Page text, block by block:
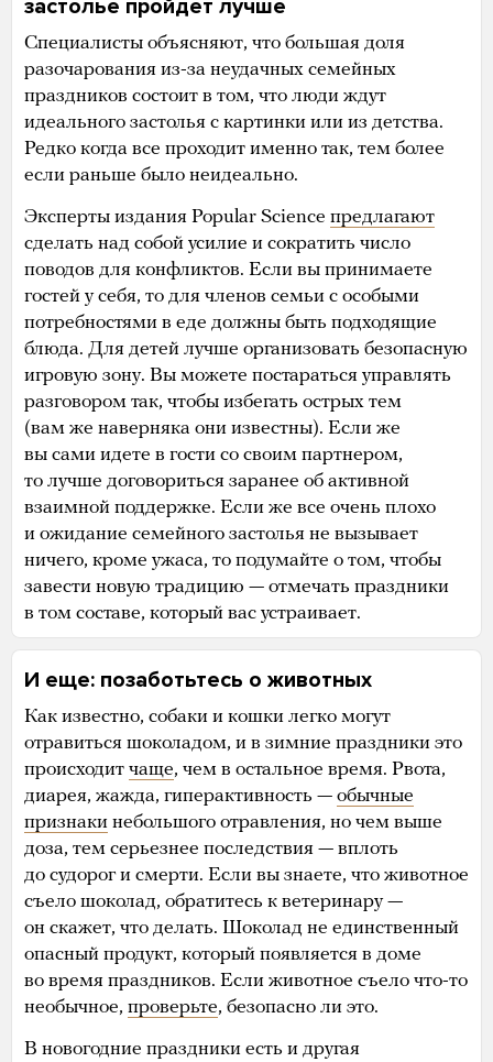
застолье пройдет лучше
Специалисты объясняют, что большая доля
разочарования из-за неудачных семейных
праздников состоит в том, что люди ждут
идеального застолья с картинки или из детства.
Редко когда все проходит именно так, тем более
если раньше было неидеально.
Эксперты издания Popular Science предлагают
сделать над собой усилие и сократить число
поводов для конфликтов. Если вы принимаете
гостей у себя, то для членов семьи с особыми
потребностями в еде должны быть подходящие
блюда. Для детей лучше организовать безопасную
игровую зону. Вы можете постараться управлять
разговором так, чтобы избегать острых тем
(вам же наверняка они известны). Если же
вы сами идете в гости со своим партнером,
то лучше договориться заранее об активной
взаимной поддержке. Если же все очень плохо
и ожидание семейного застолья не вызывает
ничего, кроме ужаса, то подумайте о том, чтобы
завести новую традицию — отмечать праздники
в том составе, который вас устраивает.
И еще: позаботьтесь о животных
Как известно, собаки и кошки легко могут
отравиться шоколадом, и в зимние праздники это
происходит чаще, чем в остальное время. Рвота,
диарея, жажда, гиперактивность — обычные
признаки небольшого отравления, но чем выше
доза, тем серьезнее последствия — вплоть
до судорог и смерти. Если вы знаете, что животное
съело шоколад, обратитесь к ветеринару —
он скажет, что делать. Шоколад не единственный
опасный продукт, который появляется в доме
во время праздников. Если животное съело что-то
необычное, проверьте, безопасно ли это.
В новогодние праздники есть и другая